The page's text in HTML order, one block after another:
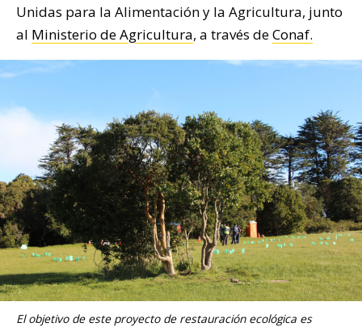
Unidas para la Alimentación y la Agricultura, junto
al Ministerio de Agricultura, a través deConaf.
El objetivo de este proyecto de restauración ecológica es